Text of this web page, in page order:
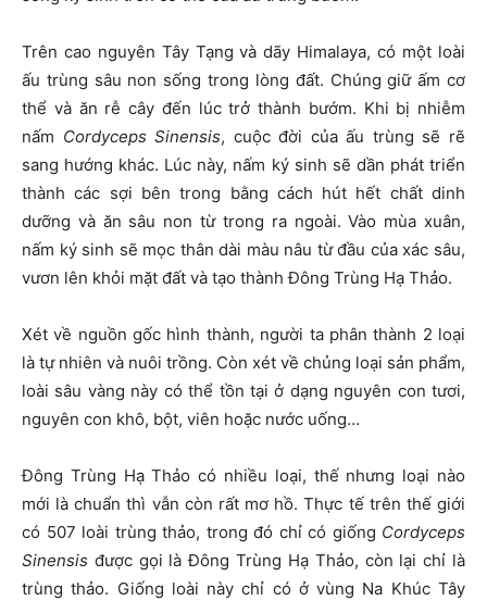
Trên cao nguyên Tây Tạng và dãy Himalaya, có một loài
ấu trùng sâu non sống trong lòng đất. Chúng giữ ấm cơ
thể và ăn rễ cây đến lúc trở thành bướm. Khi bị nhiễm
nấm Cordyceps Sinensis, cuộc đời của ấu trùng sẽ rẽ
sang hướng khác. Lúc này, nấm ký sinh sẽ dần phát triển
thành các sợi bên trong bằng cách hút hết chất dinh
dưỡng và ăn sâu non từ trong ra ngoài. Vào mùa xuân,
nấm ký sinh sẽ mọc thân dài màu nâu từ đầu của xác sâu,
vươn lên khỏi mặt đất và tạo thành Đông Trùng Hạ Thảo.
Xét về nguồn gốc hình thành, người ta phân thành 2 loại
là tự nhiên và nuôi trồng. Còn xét về chủng loại sản phẩm,
loài sâu vàng này có thể tồn tại ở dạng nguyên con tươi,
nguyên con khô, bột, viên hoặc nước uống…
Đông Trùng Hạ Thảo có nhiều loại, thế nhưng loại nào
mới là chuẩn thì vẫn còn rất mơ hồ. Thực tế trên thế giới
có 507 loài trùng thảo, trong đó chỉ có giống Cordyceps
Sinensis được gọi là Đông Trùng Hạ Thảo, còn lại chỉ là
trùng thảo. Giống loài này chỉ có ở vùng Na Khúc Tây